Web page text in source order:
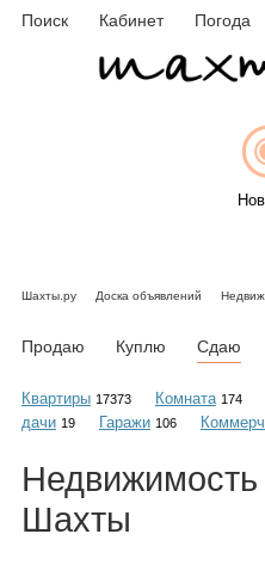
Поиск Кабинет Погода
Шахты.ру Доска объявлений
Продаю Куплю Сдаю
Квартиры 17373 Комната 174
дачи 19 Гаражи 106
Недвижимость
Шахты